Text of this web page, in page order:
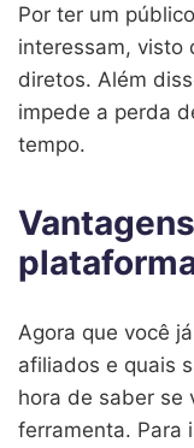
Por ter um
interessam, visto
diretos. Além
impede a perda
tempo.
Agora que você
afiliados e quais
hora de saber se
ferramenta. Para